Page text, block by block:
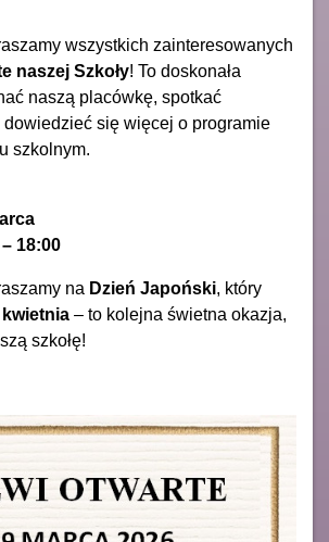
wszystkich zainteresowanych
naszej Szkoły! To doskonała
naszą placówkę, spotkać
się więcej o programie
szkolnym.
18:00
na Dzień Japoński, który
kwietnia – to kolejna świetna okazja,
szkołę!